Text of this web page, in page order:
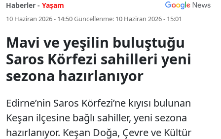
Haberler - Yaşam
10 Haziran 2026 - 14:50Güncellenme: 10 Haziran 2026 - 15:01
Mavi ve yeşilin buluştuğu
Saros Körfezi sahilleri yeni
sezona hazırlanıyor
Edirne’nin Saros Körfezi’ne kıyısı bulunan
Keşan ilçesine bağlı sahiller, yeni sezona
hazırlanıyor. Keşan Doğa, Çevre ve Kültür